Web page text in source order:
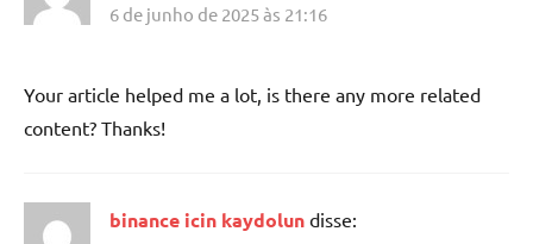
6 de junho de 2025 às 21:16
Your article helped me a lot, is there any more related
content? Thanks!
binance icin kaydolun disse: